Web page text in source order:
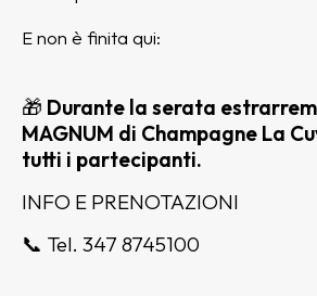
E non è finita qui:
🎁 Durante la serata
MAGNUM di Champagne La
tutti i partecipanti.
INFO E PRENOTAZIONI
📞 Tel. 347 8745100